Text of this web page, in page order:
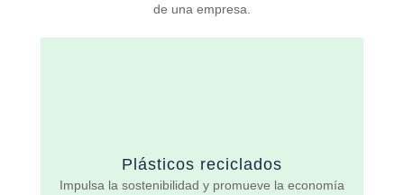
de una empresa.
Plásticos reciclados
Impulsa la sostenibilidad y promueve la economía